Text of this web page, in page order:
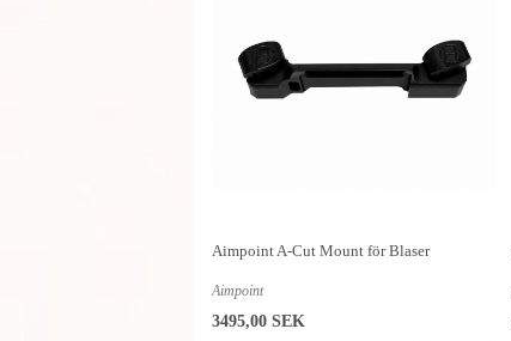
Aimpoint A-Cut Mount för Blaser
Aimpoint
3495,00 SEK